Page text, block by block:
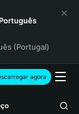
Português
(Portugal)
agora